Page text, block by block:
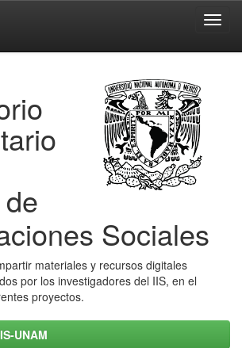
Sociales
materiales y recursos digitales
por los investigadores del IIS, en el
proyectos.
UNAM